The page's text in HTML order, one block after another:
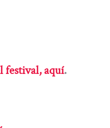
festival, aquí.